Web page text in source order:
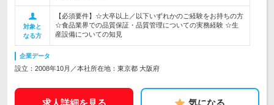
対象と
なる方
【必須要件】☆大卒以上／以下いずれかのご経験をお持ちの方
☆食品業界での品質保証・品質管理についての実務経験 ☆生
産設備についての知見
企業データ
設立：2008年10月／本社所在地：東京都 大阪府
求人詳細を見る 気になる